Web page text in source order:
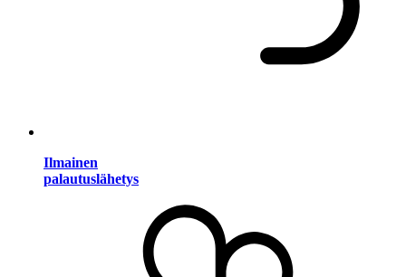
Ilmainen
palautuslähetys